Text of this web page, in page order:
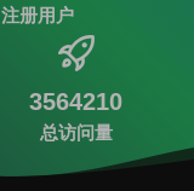
注册用户
3564210
总访问量